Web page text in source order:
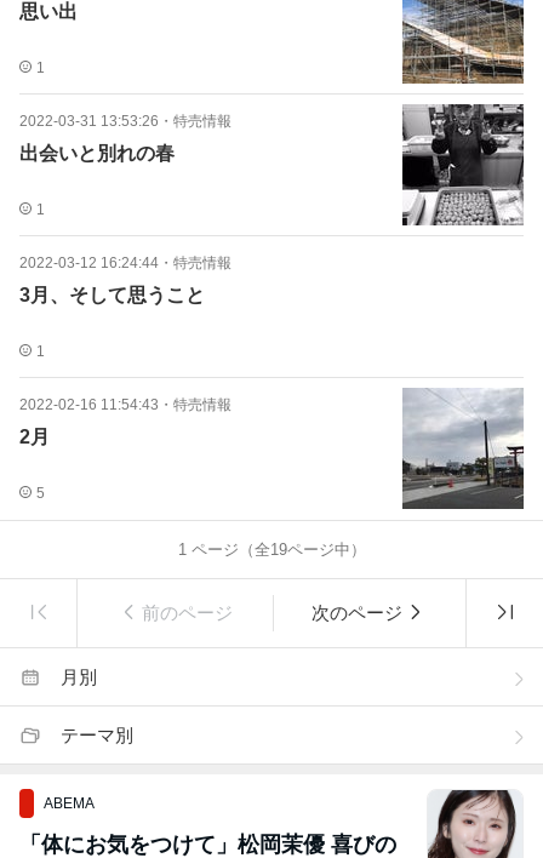
思い出
1
2022-03-31 13:53:26 ・ 特売情報
出会いと別れの春
1
2022-03-12 16:24:44 ・ 特売情報
3月、そして思うこと
1
2022-02-16 11:54:43 ・ 特売情報
2月
5
1ページ（全19ページ中）
前のページ 次のページ
月別
テーマ別
ABEMA
「体にお気をつけて」松岡茉優 喜びの